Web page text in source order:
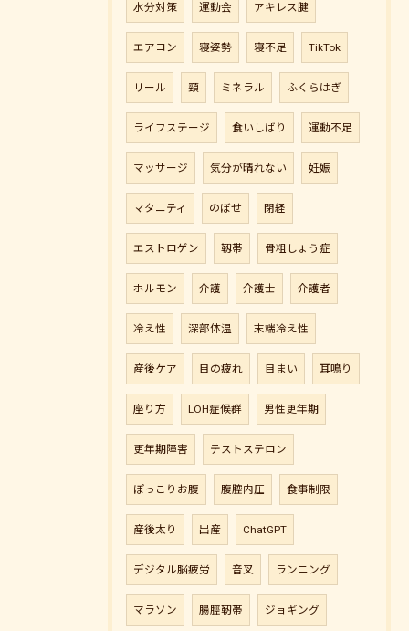
水分対策 運動会 アキレス腱
エアコン 寝姿勢 寝不足 TikTok
リール 頸 ミネラル ふくらはぎ
ライフステージ 食いしばり 運動不足
マッサージ 気分が晴れない 妊娠
マタニティ のぼせ 閉経
エストロゲン 靱帯 骨粗しょう症
ホルモン 介護 介護士 介護者
冷え性 深部体温 末端冷え性
産後ケア 目の疲れ 目まい 耳鳴り
座り方 LOH症候群 男性更年期
更年期障害 テストステロン
ぽっこりお腹 腹腔内圧 食事制限
産後太り 出産 ChatGPT
デジタル脳疲労 音叉 ランニング
マラソン 腸脛靭帯 ジョギング